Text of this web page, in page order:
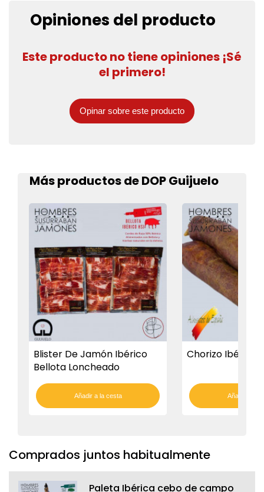
Opiniones del producto
Este producto no tiene opiniones ¡Sé
el primero!
Opinar sobre este producto
Más productos de DOP Guijuelo
Blister De Jamón Ibérico
Bellota Loncheado
Añadir a la cesta
Chorizo Ibérico
Añadir a la
Comprados juntos habitualmente
Paleta Ibérica cebo de campo